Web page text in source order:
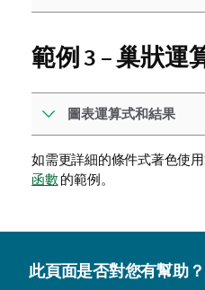
範例 3 – 巢狀運
圖表運算式和結果
如需更詳細的條件式著色使
函數的範例。
此頁面是否對您有幫助？